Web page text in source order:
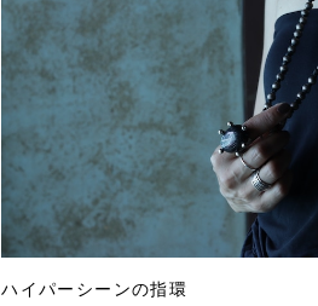
ハイパーシーンの指環